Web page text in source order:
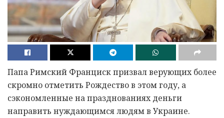
Папа Римский Франциск призвал верующих более
скромно отметить Рождество в этом году, а
сэкономленные на празднованиях деньги
направить нуждающимся людям в Украине.